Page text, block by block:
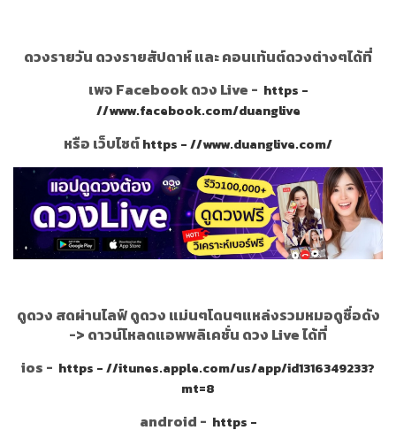
ดวงรายวัน ดวงรายสัปดาห์ และ คอนเท้นต์ดวงต่างๆได้ที่
เพจ Facebook ดวง Live - https -
//www.facebook.com/duanglive
หรือ เว็บไซต์https - //www.duanglive.com/
ดูดวง สดผ่านไลฟ์ ดูดวง แม่นๆโดนๆแหล่งรวมหมอดูชื่อดัง
-> ดาวน์โหลดแอพพลิเคชั่น ดวง Live ได้ที่
ios - https - //itunes.apple.com/us/app/id1316349233?
mt=8
android - https -